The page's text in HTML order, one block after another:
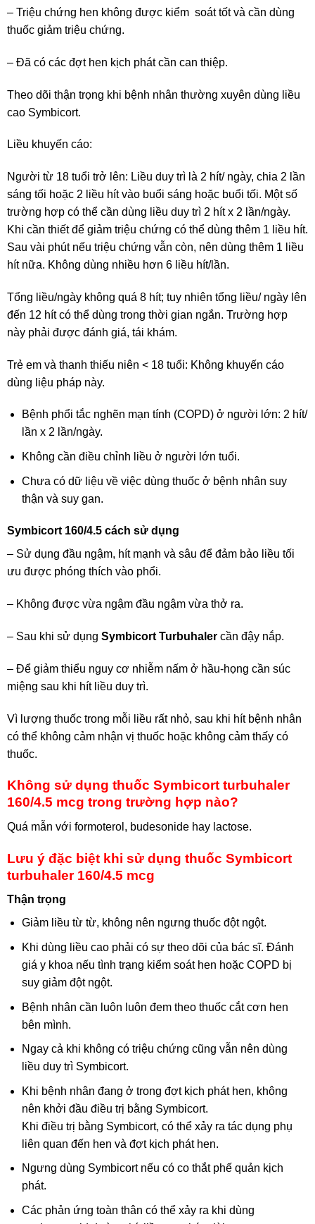
– Triệu chứng hen không được kiểm soát tốt và cần dùng
thuốc giảm triệu chứng.
– Đã có các đợt hen kịch phát cần can thiệp.
Theo dõi thận trọng khi bệnh nhân thường xuyên dùng liều
cao Symbicort.
Liều khuyến cáo:
Người từ 18 tuổi trở lên: Liều duy trì là 2 hít/ ngày, chia 2 lần
sáng tối hoặc 2 liều hít vào buổi sáng hoặc buổi tối. Một số
trường hợp có thể cần dùng liều duy trì 2 hít x 2 lần/ngày.
Khi cần thiết để giảm triệu chứng có thể dùng thêm 1 liều hít.
Sau vài phút nếu triệu chứng vẫn còn, nên dùng thêm 1 liều
hít nữa. Không dùng nhiều hơn 6 liều hít/lần.
Tổng liều/ngày không quá 8 hít; tuy nhiên tổng liều/ ngày lên
đến 12 hít có thể dùng trong thời gian ngắn. Trường hợp
này phải được đánh giá, tái khám.
Trẻ em và thanh thiếu niên < 18 tuổi: Không khuyến cáo
dùng liệu pháp này.
Bệnh phổi tắc nghẽn mạn tính (COPD) ở người lớn: 2 hít/
lần x 2 lần/ngày.
Không cần điều chỉnh liều ở người lớn tuổi.
Chưa có dữ liệu về việc dùng thuốc ở bệnh nhân suy
thận và suy gan.
Symbicort 160/4.5 cách sử dụng
– Sử dụng đầu ngậm, hít mạnh và sâu để đảm bảo liều tối
ưu được phóng thích vào phổi.
– Không được vừa ngậm đầu ngậm vừa thở ra.
– Sau khi sử dụng Symbicort Turbuhaler cần đậy nắp.
– Để giảm thiểu nguy cơ nhiễm nấm ở hầu-họng cần súc
miệng sau khi hít liều duy trì.
Vì lượng thuốc trong mỗi liều rất nhỏ, sau khi hít bệnh nhân
có thể không cảm nhận vị thuốc hoặc không cảm thấy có
thuốc.
Không sử dụng thuốc Symbicort turbuhaler
160/4.5 mcg trong trường hợp nào?
Quá mẫn với formoterol, budesonide hay lactose.
Lưu ý đặc biệt khi sử dụng thuốc Symbicort
turbuhaler 160/4.5 mcg
Thận trọng
Giảm liều từ từ, không nên ngưng thuốc đột ngột.
Khi dùng liều cao phải có sự theo dõi của bác sĩ. Đánh
giá y khoa nếu tình trạng kiểm soát hen hoặc COPD bị
suy giảm đột ngột.
Bệnh nhân cần luôn luôn đem theo thuốc cắt cơn hen
bên mình.
Ngay cả khi không có triệu chứng cũng vẫn nên dùng
liều duy trì Symbicort.
Khi bệnh nhân đang ở trong đợt kịch phát hen, không
nên khởi đầu điều trị bằng Symbicort.
Khi điều trị bằng Symbicort, có thể xảy ra tác dụng phụ
liên quan đến hen và đợt kịch phát hen.
Ngưng dùng Symbicort nếu có co thắt phế quản kịch
phát.
Các phản ứng toàn thân có thể xảy ra khi dùng